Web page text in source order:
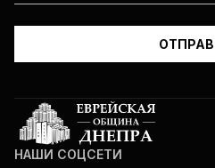
НАШИ СОЦСЕТИ